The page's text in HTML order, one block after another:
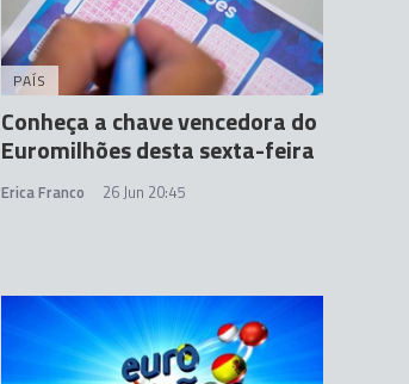
PAÍS
Conheça a chave vencedora do
Euromilhões desta sexta-feira
Erica Franco 26 Jun 20:45